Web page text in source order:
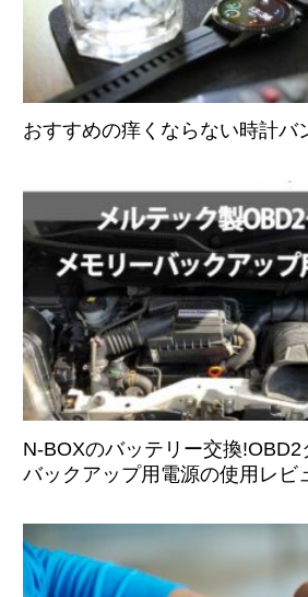
おすすめの痒くならない時計バ
N-BOXのバッテリー交換!OBD2
バックアップ用電源の使用レビ